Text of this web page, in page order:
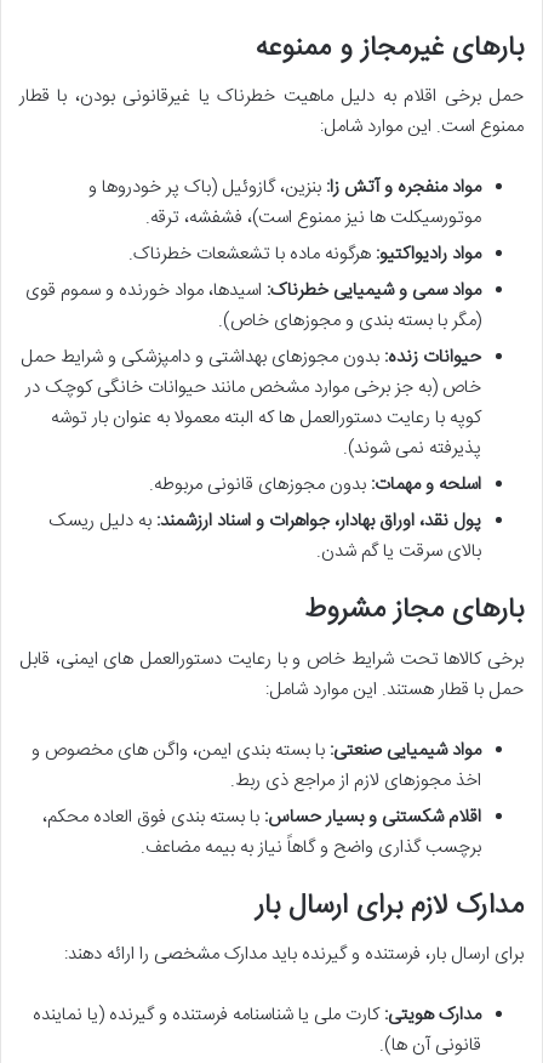
بارهای غیرمجاز و ممنوعه
حمل برخی اقلام به دلیل ماهیت خطرناک یا غیرقانونی بودن، با قطار
ممنوع است. این موارد شامل:
مواد منفجره و آتش زا: بنزین، گازوئیل (باک پر خودروها و
موتورسیکلت ها نیز ممنوع است)، فشفشه، ترقه.
مواد رادیواکتیو: هرگونه ماده با تشعشعات خطرناک.
مواد سمی و شیمیایی خطرناک: اسیدها، مواد خورنده و سموم قوی
(مگر با بسته بندی و مجوزهای خاص).
حیوانات زنده: بدون مجوزهای بهداشتی و دامپزشکی و شرایط حمل
خاص (به جز برخی موارد مشخص مانند حیوانات خانگی کوچک در
کوپه با رعایت دستورالعمل ها که البته معمولا به عنوان بار توشه
پذیرفته نمی شوند).
اسلحه و مهمات: بدون مجوزهای قانونی مربوطه.
پول نقد، اوراق بهادار، جواهرات و اسناد ارزشمند: به دلیل ریسک
بالای سرقت یا گم شدن.
بارهای مجاز مشروط
برخی کالاها تحت شرایط خاص و با رعایت دستورالعمل های ایمنی، قابل
حمل با قطار هستند. این موارد شامل:
مواد شیمیایی صنعتی: با بسته بندی ایمن، واگن های مخصوص و
اخذ مجوزهای لازم از مراجع ذی ربط.
اقلام شکستنی و بسیار حساس: با بسته بندی فوق العاده محکم،
برچسب گذاری واضح و گاهاً نیاز به بیمه مضاعف.
مدارک لازم برای ارسال بار
برای ارسال بار، فرستنده و گیرنده باید مدارک مشخصی را ارائه دهند:
مدارک هویتی:کارت ملی یا شناسنامه فرستنده و گیرنده (یا نماینده
قانونی آن ها).